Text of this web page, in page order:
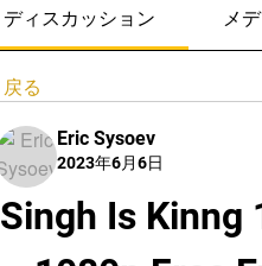
ディスカッション メ
戻る
Eric Sysoev
2023年6月6日
Singh Is Kinng